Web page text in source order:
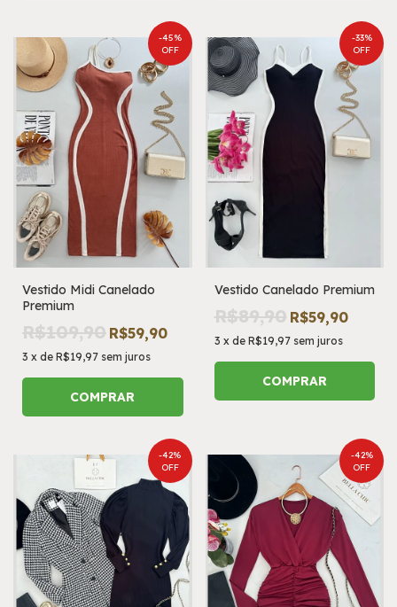
-45%
OFF
Vestido Midi Canelado
Premium
R$109,90 R$59,90
3 x de R$19,97 sem juros
COMPRAR
-33%
OFF
Vestido Canelado Premium
R$89,90 R$59,90
3 x de R$19,97 sem juros
COMPRAR
-42%
OFF
-42%
OFF